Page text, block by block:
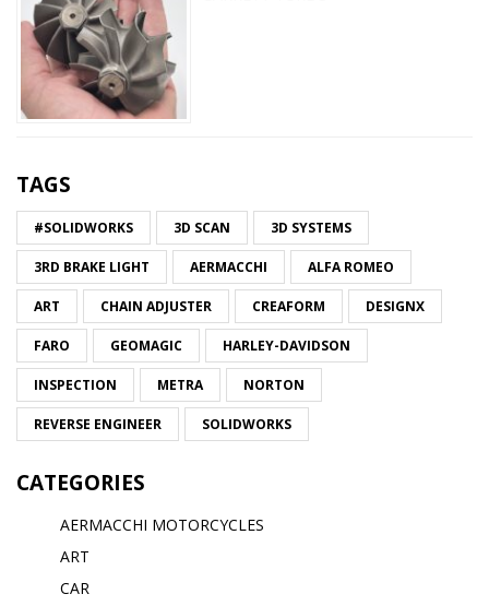
TAGS
#SOLIDWORKS 3D SCAN 3D SYSTEMS
3RD BRAKE LIGHT AERMACCHI ALFA ROMEO
ART CHAIN ADJUSTER CREAFORM DESIGNX
FARO GEOMAGIC HARLEY-DAVIDSON
INSPECTION METRA NORTON
REVERSE ENGINEER SOLIDWORKS
CATEGORIES
AERMACCHI MOTORCYCLES
ART
CAR